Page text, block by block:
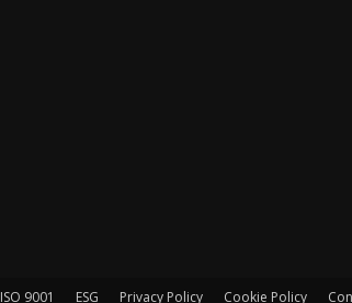
ISO 9001 ESG Privacy Policy Cookie Policy